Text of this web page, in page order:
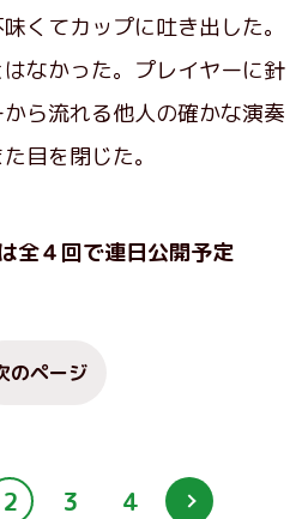
くてカップに吐き出した。
なかった。プレイヤーに針
ら流れる他人の確かな演奏
目を閉じた。
全４回で連日公開予定
のページ
2 3 4